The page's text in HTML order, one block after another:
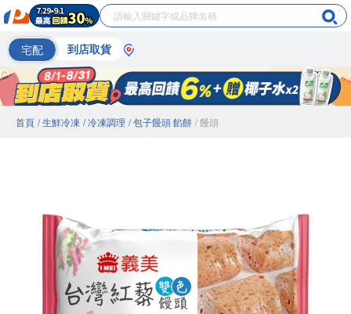
宅配 到店取貨
首頁 / 生鮮冷凍 / 冷凍調理 / 包子饅頭 餡餅 / 饅頭